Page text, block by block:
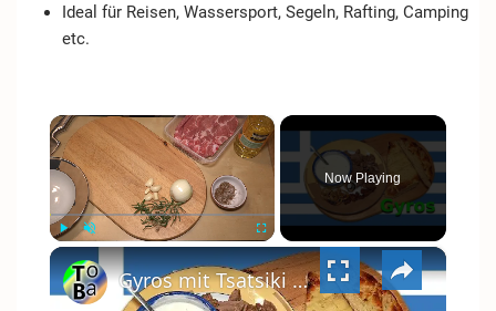
Ideal für Reisen, Wassersport, Segeln, Rafting, Camping
etc.
×
UNMUTE FULLSCREEN
Now Playing
×
Gyros mit Tsatsiki und Fladenbrot selber machen